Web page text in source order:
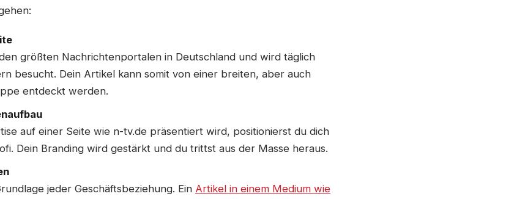
größten Nachrichtenportalen in Deutschland und wird täglich
besucht. Dein Artikel kann somit von einer breiten, aber auch
entdeckt werden.
auf einer Seite wie n-tv.de präsentiert wird, positionierst du dich
Dein Branding wird gestärkt und du trittst aus der Masse heraus.
jeder Geschäftsbeziehung. Ein Artikel in einem Medium wie